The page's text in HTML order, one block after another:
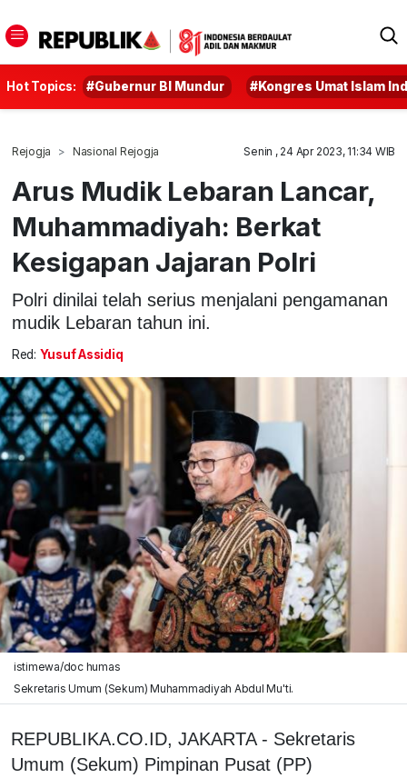
Hot Topics: #Gubernur BI Mundur #Kongres Umat Islam
Rejogja Nasional Rejogja Senin , 24 Apr 2023, 11:34 WIB
Arus Mudik Lebaran Lancar,
Muhammadiyah: Berkat
Kesigapan Jajaran Polri
Polri dinilai telah serius menjalani pengamanan
mudik Lebaran tahun ini.
Red: Yusuf Assidiq
istimewa/doc humas
Sekretaris Umum (Sekum) Muhammadiyah Abdul Mu'ti.
REPUBLIKA.CO.ID, JAKARTA - Sekretaris
Umum (Sekum) Pimpinan Pusat (PP)